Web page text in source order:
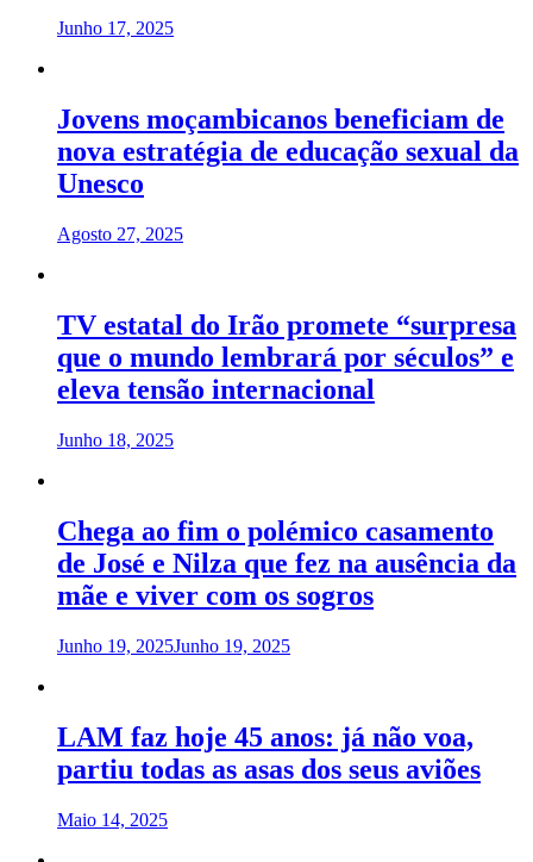
Junho 17, 2025
Jovens moçambicanos beneficiam de
nova estratégia de educação sexual da
Unesco
Agosto 27, 2025
TV estatal do Irão promete “surpresa
que o mundo lembrará por séculos” e
eleva tensão internacional
Junho 18, 2025
Chega ao fim o polémico casamento
de José e Nilza que fez na ausência da
mãe e viver com os sogros
Junho 19, 2025Junho 19, 2025
LAM faz hoje 45 anos: já não voa,
partiu todas as asas dos seus aviões
Maio 14, 2025